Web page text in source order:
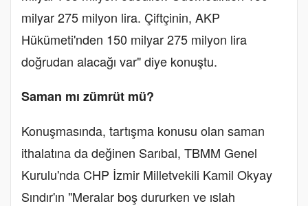
milyar 275 milyon lira. Çiftçinin, AKP
Hükümeti'nden 150 milyar 275 milyon lira
doğrudan alacağı var" diye konuştu.
Saman mı zümrüt mü?
Konuşmasında, tartışma konusu olan saman
ithalatına da değinen Sarıbal, TBMM Genel
Kurulu'nda CHP İzmir Milletvekili Kamil Okyay
Sındır'ın "Meralar boş dururken ve ıslah